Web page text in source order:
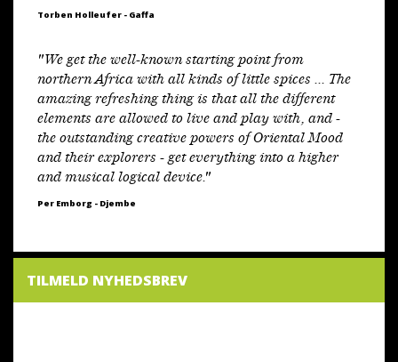
Torben Holleufer - Gaffa
"We get the well-known starting point from
northern Africa with all kinds of little spices ... The
amazing refreshing thing is that all the different
elements are allowed to live and play with, and -
the outstanding creative powers of Oriental Mood
and their explorers - get everything into a higher
and musical logical device."
Per Emborg - Djembe
TILMELD NYHEDSBREV